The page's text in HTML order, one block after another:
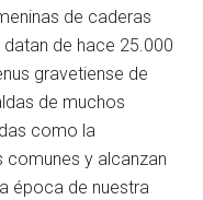
de caderas
de hace 25.000
gravetiense de
de muchos
como la
comunes y alcanzan
época de nuestra